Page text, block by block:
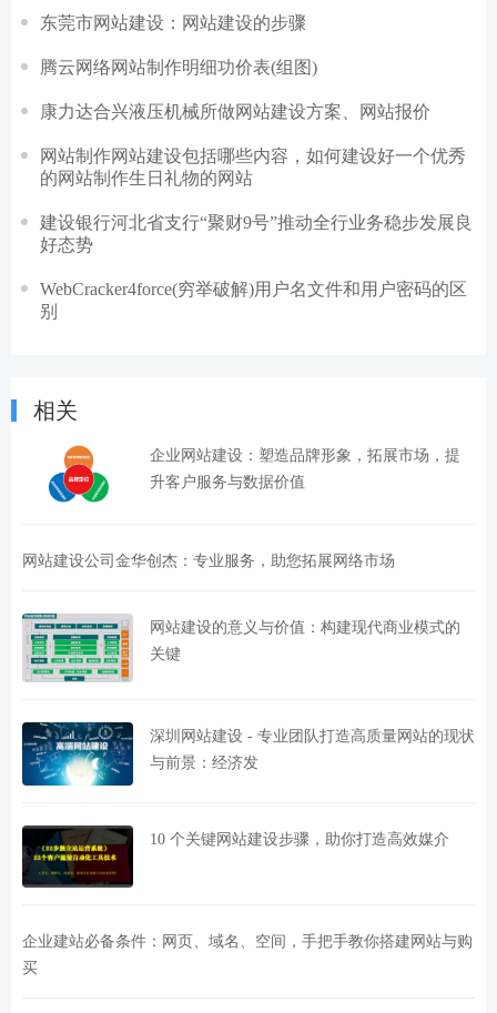
东莞市网站建设：网站建设的步骤
腾云网络网站制作明细功价表(组图)
康力达合兴液压机械所做网站建设方案、网站报价
网站制作网站建设包括哪些内容，如何建设好一个优秀
的网站制作生日礼物的网站
建设银行河北省支行“聚财9号”推动全行业务稳步发展良
好态势
WebCracker4force(穷举破解)用户名文件和用户密码的区
别
相关
企业网站建设：塑造品牌形象，拓展市场，提
升客户服务与数据价值
网站建设公司金华创杰：专业服务，助您拓展网络市场
网站建设的意义与价值：构建现代商业模式的
关键
深圳网站建设 - 专业团队打造高质量网站的现状
与前景：经济发
10 个关键网站建设步骤，助你打造高效媒介
企业建站必备条件：网页、域名、空间，手把手教你搭建网站与购
买